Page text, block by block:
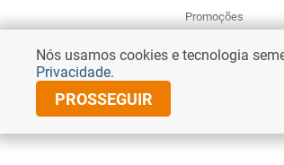
Promoções
Anuncie
© Copyright 2026 Diários Associados
Nós usamos cookies e tecnologia
Privacidade.
PROSSEGUIR